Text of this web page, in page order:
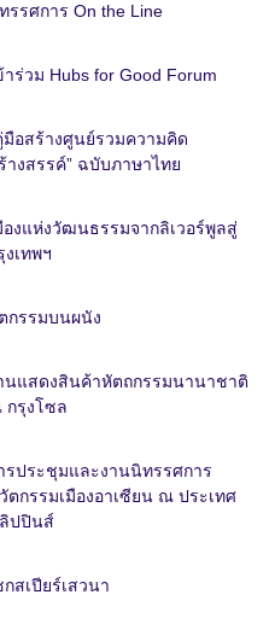
รรศการ On the Line
าร่วม Hubs for Good Forum
มือสร้างศูนย์รวมความคิด
างสรรค์” ฉบับภาษาไทย
องแห่งวัฒนธรรมจากลิเวอร์พูลสู่
งเทพฯ
กรรมบนผนัง
นแสดงสินค้าหัตถกรรมนานาชาติ
กรุงโซล
รประชุมและงานนิทรรศการ
ตกรรมเมืองอาเซียน ณ ประเทศ
ปปินส์
กสเปียร์เสวนา